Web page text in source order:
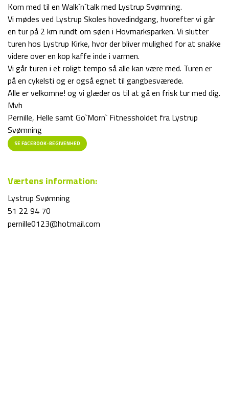
Kom med til en Walk´n´talk med Lystrup Svømning.
Vi mødes ved Lystrup Skoles hovedindgang, hvorefter vi går
en tur på 2 km rundt om søen i Hovmarksparken. Vi slutter
turen hos Lystrup Kirke, hvor der bliver mulighed for at snakke
videre over en kop kaffe inde i varmen.
Vi går turen i et roligt tempo så alle kan være med. Turen er
på en cykelsti og er også egnet til gangbesværede.
Alle er velkomne! og vi glæder os til at gå en frisk tur med dig.
Mvh
Pernille, Helle samt Go`Morn` Fitnessholdet fra Lystrup
Svømning
SE FACEBOOK-BEGIVENHED
Værtens information:
Lystrup Svømning
51 22 94 70
pernille0123@hotmail.com